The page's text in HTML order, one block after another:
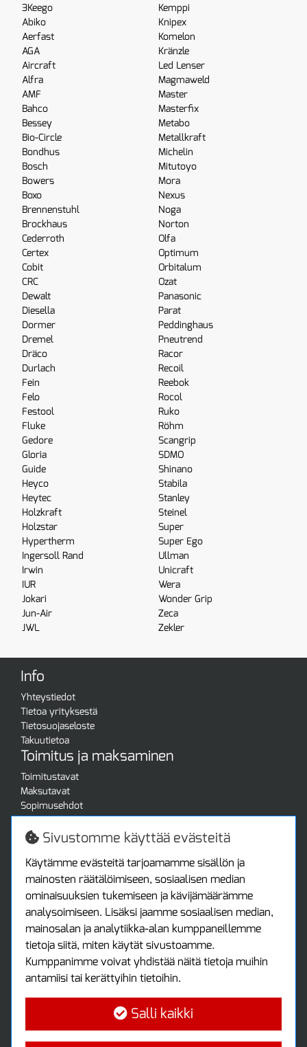
3Keego
Abiko
Aerfast
AGA
Aircraft
Alfra
AMF
Bahco
Bessey
Bio-Circle
Bondhus
Bosch
Bowers
Boxo
Brennenstuhl
Brockhaus
Cederroth
Certex
Cobit
CRC
Dewalt
Diesella
Dormer
Dremel
Dräco
Durlach
Fein
Felo
Festool
Fluke
Gedore
Gloria
Guide
Heyco
Heytec
Holzkraft
Holzstar
Hypertherm
Ingersoll Rand
Irwin
IUR
Jokari
Jun-Air
JWL
Kemppi
Knipex
Komelon
Kränzle
Led Lenser
Magmaweld
Master
Masterfix
Metabo
Metallkraft
Michelin
Mitutoyo
Mora
Nexus
Noga
Norton
Olfa
Optimum
Orbitalum
Ozat
Panasonic
Parat
Peddinghaus
Pneutrend
Racor
Recoil
Reebok
Rocol
Ruko
Röhm
Scangrip
SDMO
Shinano
Stabila
Stanley
Steinel
Super
Super Ego
Ullman
Unicraft
Wera
Wonder Grip
Zeca
Zekler
Info
Yhteystiedot
Tietoa yrityksestä
Tietosuojaseloste
Takuutietoa
Toimitus ja maksaminen
Toimitustavat
Maksutavat
Sopimusehdot
Turvallista ostamista
Jälleenmyyjille
Tax free / verovapaa myynti
Asiakastilini
Asiakastili
Luo tili
Kirjaudu sisään
Ota yhteyttä
Protools Oy
Tuottajankatu 13
Sivustomme käyttää evästeitä
Käytämme evästeitä tarjoamamme sisällön ja
mainosten räätälöimiseen, sosiaalisen median
ominaisuuksien tukemiseen ja kävijämäärämme
analysoimiseen. Lisäksi jaamme sosiaalisen median,
mainosalan ja analytiikka-alan kumppaneillemme
tietoja siitä, miten käytät sivustoamme.
Kumppanimme voivat yhdistää näitä tietoja muihin
antamiisi tai kerättyihin tietoihin.
Salli kaikki